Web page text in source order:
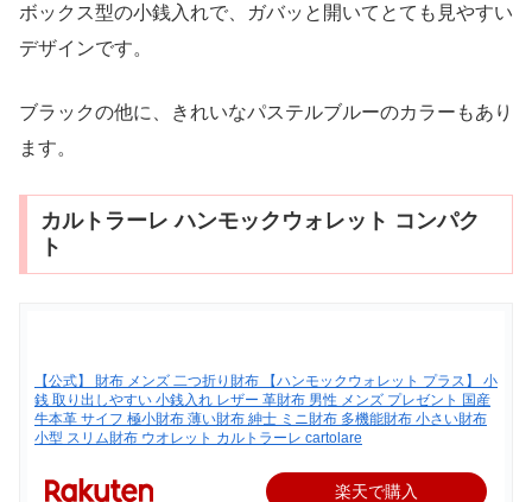
ボックス型の小銭入れで、ガバッと開いてとても見やすい
デザインです。
ブラックの他に、きれいなパステルブルーのカラーもあり
ます。
カルトラーレ ハンモックウォレット コンパク
ト
【公式】 財布 メンズ 二つ折り財布 【ハンモックウォレット プラス】 小
銭 取り出しやすい 小銭入れ レザー 革財布 男性 メンズ プレゼント 国産
牛本革 サイフ 極小財布 薄い財布 紳士 ミニ財布 多機能財布 小さい財布
小型 スリム財布 ウオレット カルトラーレ cartolare
楽天で購入